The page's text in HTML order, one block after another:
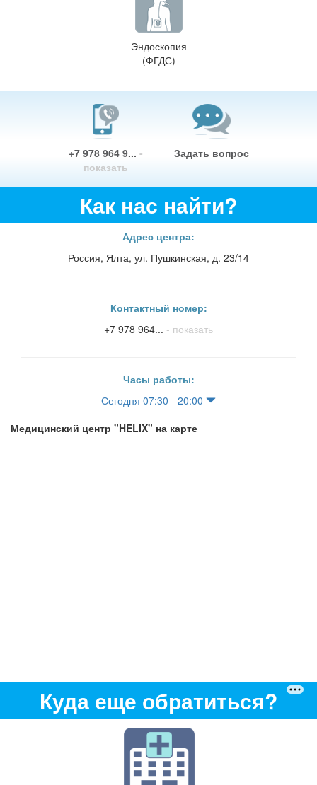
Эндоскопия
(ФГДС)
+7 978 964 9... -
показать
Задать вопрос
Как нас найти?
Адрес центра:
Россия, Ялта, ул. Пушкинская, д. 23/14
Контактный номер:
+7 978 964... - показать
Часы работы:
Сегодня 07:30 - 20:00
Медицинский центр "HELIX" на карте
Куда еще обратиться?